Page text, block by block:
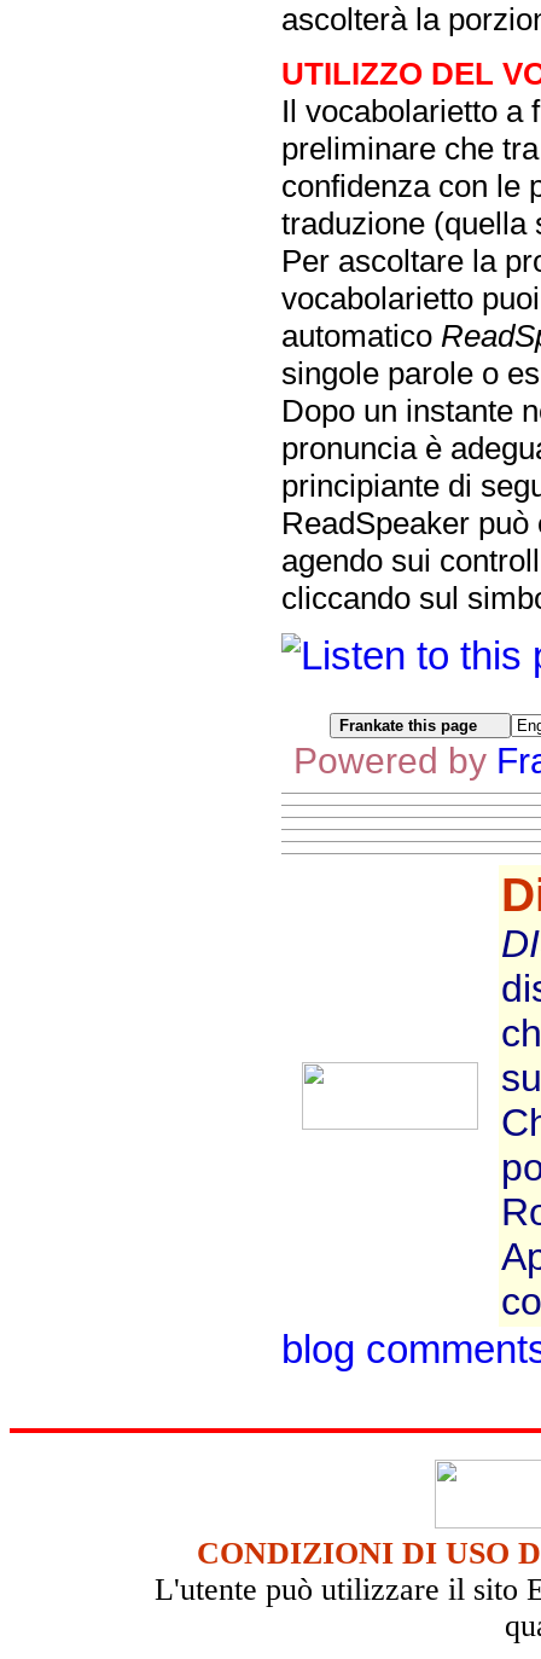
ascolterà la
UTILIZZO DEL
Il vocabolarietto a
preliminare che
confidenza con le
traduzione (quella
Per ascoltare la
vocabolarietto
automatico
singole parole o
Dopo un instante
pronuncia è
principiante di
ReadSpeaker
agendo sui
cliccando sul
Powered by
blog
CONDIZIONI DI USO
L'utente può utilizzare il sito